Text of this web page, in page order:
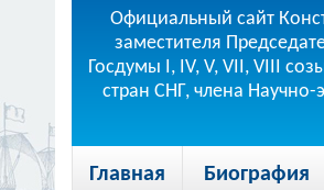
Официальный сайт
заместителя
Госдумы I, IV, V, VII, VIII
стран СНГ, члена
Главная Биография